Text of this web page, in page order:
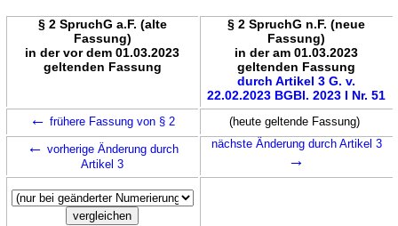
§ 2 SpruchG a.F. (alte
Fassung)
in der vor dem 01.03.2023
geltenden Fassung
§ 2 SpruchG n.F. (neue
Fassung)
in der am 01.03.2023
geltenden Fassung
durch Artikel 3 G. v.
22.02.2023 BGBl. 2023 I Nr. 51
← frühere Fassung von § 2 (heute geltende Fassung)
← vorherige Änderung durch
Artikel 3
nächste Änderung durch Artikel 3
→